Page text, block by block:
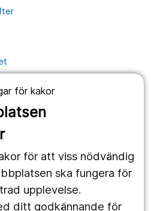
för kakor
för att viss nödvändig
ska fungera för
upplevelse.
ditt godkännande för